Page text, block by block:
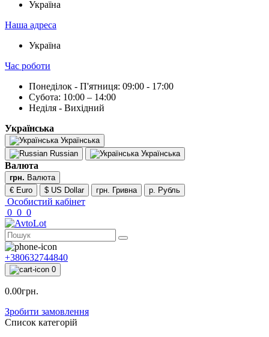
Українa
Наша адреса
Українa
Час роботи
Понеділок - П'ятниця: 09:00 - 17:00
Субота: 10:00 – 14:00
Неділя - Вихідний
Українська
Українська
Russian
Українська
Валюта
грн. Валюта
€ Euro
$ US Dollar грн. Гривна р. Рубль
Особистий кабінет
0 0 0
+380632744840
0
0.00грн.
Зробити замовлення
Список категорій